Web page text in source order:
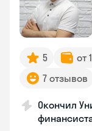
5 от
7 отзывов
Окончил